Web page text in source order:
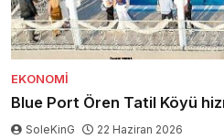
EKONOMI
Blue Port Ören Tatil Köyü
SoleKinG 22 Haziran 2026